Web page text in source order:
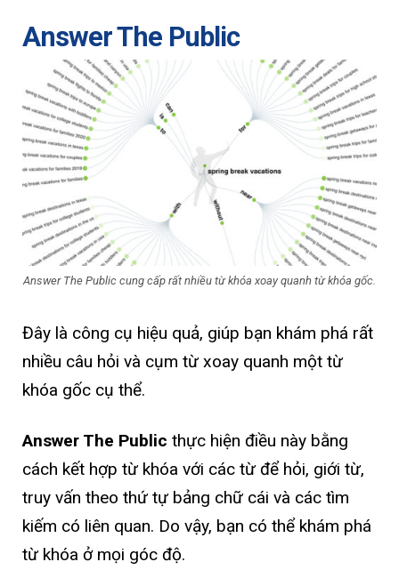
Answer The Public
Answer The Public cung cấp rất nhiều từ khóa xoay quanh từ khóa gốc.
Đây là công cụ hiệu quả, giúp bạn khám phá rất
nhiều câu hỏi và cụm từ xoay quanh một từ
khóa gốc cụ thể.
Answer The Public thực hiện điều này bằng
cách kết hợp từ khóa với các từ để hỏi, giới từ,
truy vấn theo thứ tự bảng chữ cái và các tìm
kiếm có liên quan. Do vậy, bạn có thể khám phá
từ khóa ở mọi góc độ.